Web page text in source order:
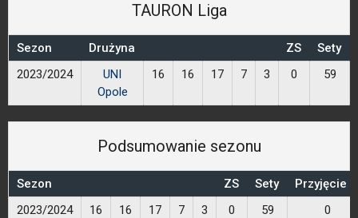
TAURON Liga
Sezon Drużyna ZS Sety
2023/2024
UNI
Opole
16 16 17 7 3 0 59
Podsumowanie sezonu
Sezon ZS Sety
Przyjęcie
2023/2024
16 16 17 7 3 0 59 0